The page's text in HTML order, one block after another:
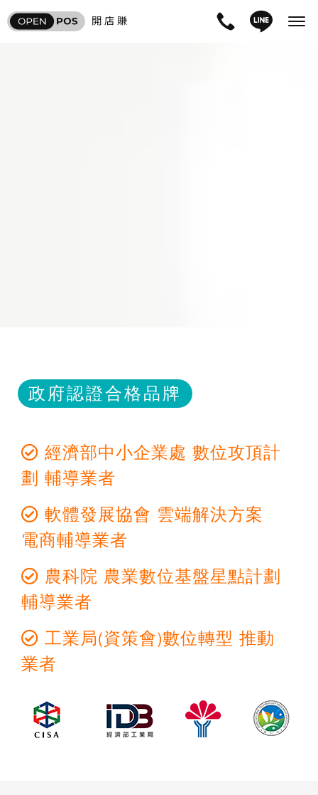
政府認證合格品牌
經濟部中小企業處 數位攻頂計
劃 輔導業者
軟體發展協會 雲端解決方案
電商輔導業者
農科院 農業數位基盤星點計劃
輔導業者
工業局(資策會)數位轉型 推動
業者